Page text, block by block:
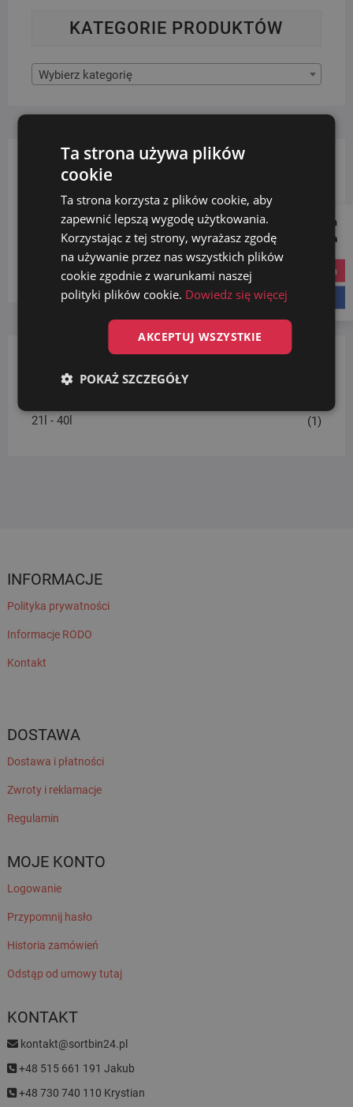
KATEGORIE PRODUKTÓW
Wybierz kategorię
FILTRUJ WG. FRAKCJI
papier
FILTRUJ WG. POJEMNOŚCI
21l - 40l (1)
INFORMACJE
Polityka prywatności
Informacje RODO
Kontakt
DOSTAWA
Dostawa i płatności
Zwroty i reklamacje
Regulamin
MOJE KONTO
Logowanie
Przypomnij hasło
Historia zamówień
Odstąp od umowy tutaj
KONTAKT
kontakt@sortbin24.pl
+48 515 661 191 Jakub
+48 730 740 110 Krystian
Follow us on
Social Media
instagram
Ta strona używa plików
cookie
Ta strona korzysta z plików cookie, aby
zapewnić lepszą wygodę użytkowania.
Korzystając z tej strony, wyrażasz zgodę
na używanie przez nas wszystkich plików
cookie zgodnie z warunkami naszej
polityki plików cookie. Dowiedz się więcej
AKCEPTUJ WSZYSTKIE
POKAŻ SZCZEGÓŁY